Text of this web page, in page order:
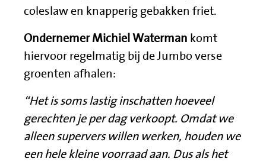
coleslaw en knapperig gebakken friet.
Ondernemer Michiel Waterman komt
hiervoor regelmatig bij de Jumbo verse
groenten afhalen:
“Het is soms lastig inschatten hoeveel
gerechten je per dag verkoopt. Omdat we
alleen supervers willen werken, houden we
een hele kleine voorraad aan. Dus als het